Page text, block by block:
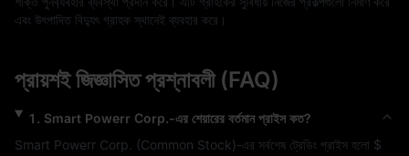
এবং উৎপাদিত বিদ্যুৎ গ্রাহক স্থানেই ব্যবহার করে।
প্রায়শই জিজ্ঞাসিত প্রশ্নাবলী (FAQ)
1 . Smart Powerr Corp.-এর শেয়ারের বর্তমান প্রাইস কত?
Smart Powerr Corp.
(Common Stock)-এর সর্বশেষ ট্রেডিং প্রাইস হলো $